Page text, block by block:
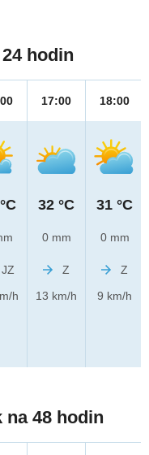
hodin
JZ
h
17:00
32 °C
0 mm
Z
13 km/h
18:00
31 °C
0 mm
Z
9 km/h
na 48 hodin